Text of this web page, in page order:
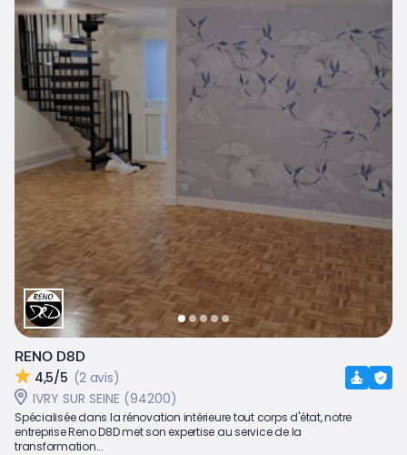
RENO D8D
4,5/5 (2 avis)
IVRY SUR SEINE (94200)
Spécialisée dans la rénovation intérieure tout corps d'état, notre
entreprise Reno D8D met son expertise au service de la
transformation...